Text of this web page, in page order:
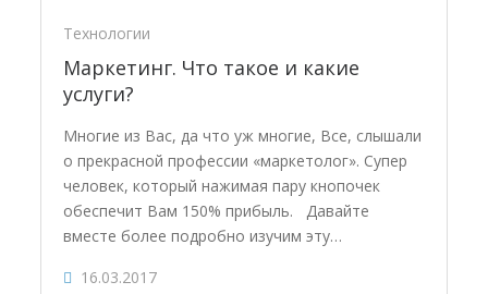
Технологии
Маркетинг. Что такое и какие
услуги?
Многие из Вас, да что уж многие, Все, слышали
о прекрасной профессии «маркетолог». Супер
человек, который нажимая пару кнопочек
обеспечит Вам 150% прибыль. Давайте
вместе более подробно изучим эту…
16.03.2017